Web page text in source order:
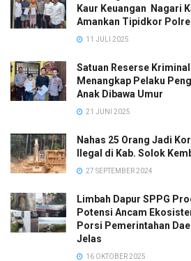
Kaur Keuangan Nagari
Amankan Tipidkor
11 JULI 2025
Satuan Reserse
Menangkap Pelaku
Anak Dibawa Umur
21 JUNI 2025
Nahas 25 Orang Jadi
Ilegal di Kab. Solok
27 SEPTEMBER 2024
Limbah Dapur SPPG
Potensi Ancam
Porsi Pemerintahan
Jelas
16 OKTOBER 2025